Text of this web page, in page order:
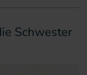
Schwester